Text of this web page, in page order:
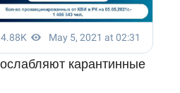
карантинные